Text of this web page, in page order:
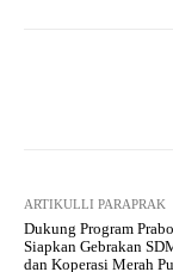
ARTIKULLI PARAPRAK
​Dukung Program
Siapkan Gebrakan
dan Koperasi Merah